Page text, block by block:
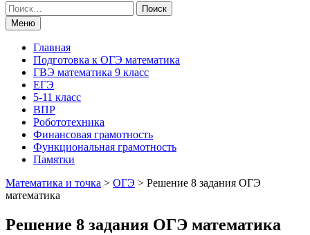
Поиск
по:Меню
Главная
Подготовка к ОГЭ математика
ГВЭ математика 9 класс
ЕГЭ
5-11 класс
ВПР
Робототехника
Финансовая грамотность
Функциональная грамотность
Памятки
Математика и точка > ОГЭ > Решение 8 задания ОГЭ
математика
Решение 8 задания ОГЭ математика